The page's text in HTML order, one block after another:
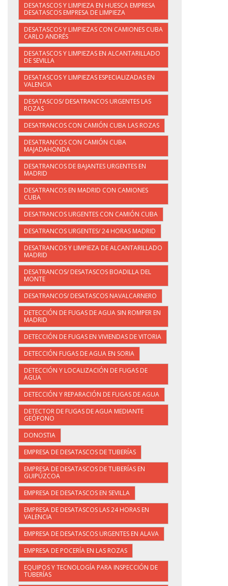
DESATASCOS Y LIMPIEZA EN HUESCA EMPRESA
DESATASCOS EMPRESA DE LIMPIEZA
DESATASCOS Y LIMPIEZAS CON CAMIONES CUBA
CARLO ANDRÉS
DESATASCOS Y LIMPIEZAS EN ALCANTARILLADO
DE SEVILLA
DESATASCOS Y LIMPIEZAS ESPECIALIZADAS EN
VALENCIA
DESATASCOS/ DESATRANCOS URGENTES LAS
ROZAS
DESATRANCOS CON CAMIÓN CUBA LAS ROZAS
DESATRANCOS CON CAMIÓN CUBA
MAJADAHONDA
DESATRANCOS DE BAJANTES URGENTES EN
MADRID
DESATRANCOS EN MADRID CON CAMIONES
CUBA
DESATRANCOS URGENTES CON CAMIÓN CUBA
DESATRANCOS URGENTES/ 24 HORAS MADRID
DESATRANCOS Y LIMPIEZA DE ALCANTARILLADO
MADRID
DESATRANCOS/ DESATASCOS BOADILLA DEL
MONTE
DESATRANCOS/ DESATASCOS NAVALCARNERO
DETECCIÓN DE FUGAS DE AGUA SIN ROMPER EN
MADRID
DETECCIÓN DE FUGAS EN VIVIENDAS DE VITORIA
DETECCIÓN FUGAS DE AGUA EN SORIA
DETECCIÓN Y LOCALIZACIÓN DE FUGAS DE
AGUA
DETECCIÓN Y REPARACIÓN DE FUGAS DE AGUA
DETECTOR DE FUGAS DE AGUA MEDIANTE
GEÓFONO
DONOSTIA
EMPRESA DE DESATASCOS DE TUBERÍAS
EMPRESA DE DESATASCOS DE TUBERÍAS EN
GUIPÚZCOA
EMPRESA DE DESATASCOS EN SEVILLA
EMPRESA DE DESATASCOS LAS 24 HORAS EN
VALENCIA
EMPRESA DE DESATASCOS URGENTES EN ALAVA
EMPRESA DE POCERÍA EN LAS ROZAS
EQUIPOS Y TECNOLOGÍA PARA INSPECCIÓN DE
TUBERÍAS